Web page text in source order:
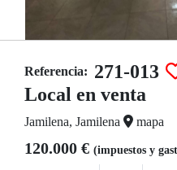
Referencia: 271-013
Local en venta
Jamilena, Jamilena mapa
120.000 € (impuestos y